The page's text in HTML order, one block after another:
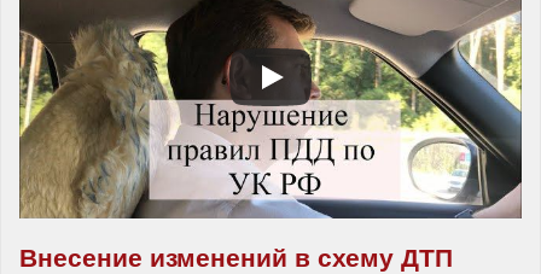
Внесение изменений в схему ДТП